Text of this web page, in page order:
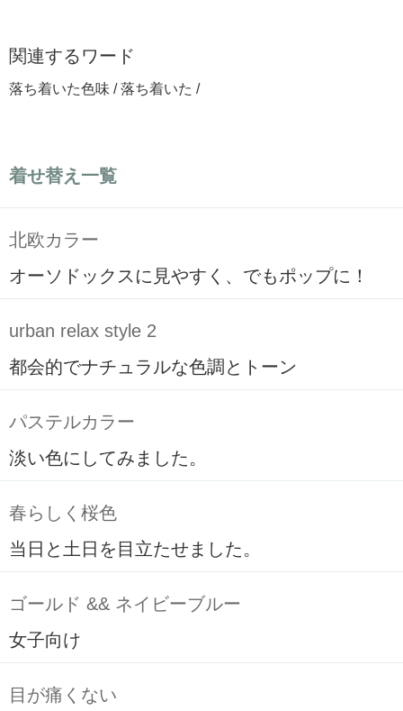
関連するワード
落ち着いた色味 / 落ち着いた /
着せ替え一覧
北欧カラー
オーソドックスに見やすく、でもポップに！
urban relax style 2
都会的でナチュラルな色調とトーン
パステルカラー
淡い色にしてみました。
春らしく桜色
当日と土日を目立たせました。
ゴールド && ネイビーブルー
女子向け
目が痛くない